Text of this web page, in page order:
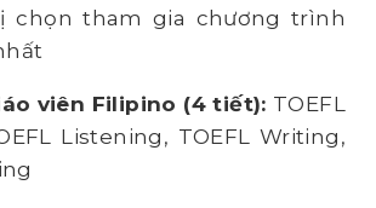
chọn tham gia chương trình
viên Filipino (4 tiết): TOEFL
Listening, TOEFL Writing,